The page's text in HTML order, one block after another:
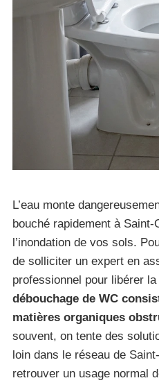
L’eau monte
bouché rapidement à
l’inondation de vos sols.
de solliciter un expert en
professionnel pour libérer
débouchage de WC
matières organiques
souvent, on tente des
loin dans le réseau de
retrouver un usage normal